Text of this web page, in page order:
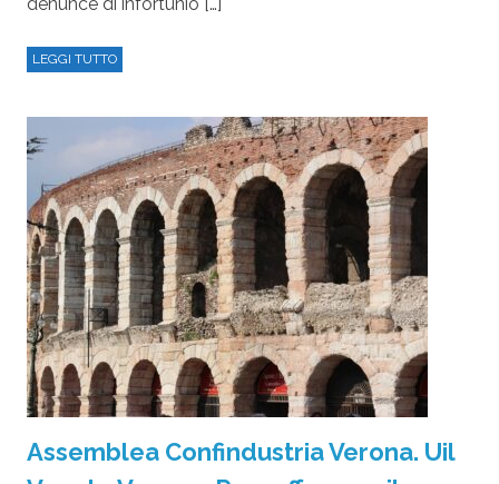
LEGGI TUTTO
Assemblea Confindustria Verona. Uil